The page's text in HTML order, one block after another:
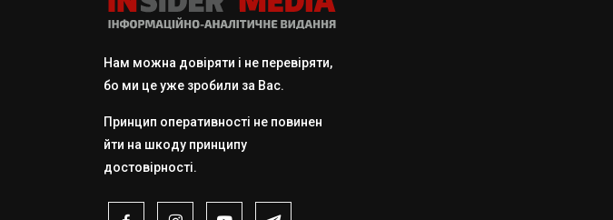
Нам можна довіряти і не перевіряти,
бо ми це уже зробили за Вас.
Принцип оперативності не повинен
йти на шкоду принципу
достовірності.